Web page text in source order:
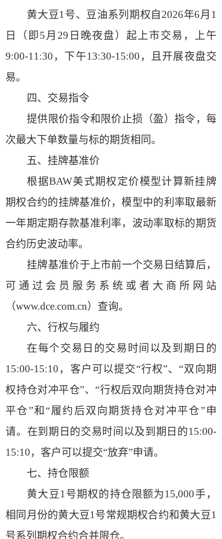
黄大豆1号、豆油系列期权自2026年6月1
日（即5月29日晚夜盘）起上市交易 ，
上午
9:00-11:30，下午13:30-15:00，且开展夜盘交
易。
四、交易指令
提供限价指令和限价止损（盈）指令，每
次最大下单数量与标的期货相同。
五、挂牌基准价
根据BAW美式期权定价模型计算新挂牌
期权合约的挂牌基准价，模型中的利率取最新
一年期定期存款基准利率，波动率取标的期货
合约历史波动率。
挂牌基准价于上市前一个交易日结算后，
可通过会员服务系统或者大商所网站
（www.dce.com.cn）查询。
六、行权与履约
在每个交易日的交易时间以及到期日的
15:00-15:10，客户可以提交“行权”、“双向期
权持仓对冲平仓”、“行权后双向期货持仓对冲
平仓”和“履约后双向期货持仓对冲平仓”申
请。在到期日的交易时间以及到期日的15:00-
15:10，客户可以提交“放弃”申请。
七、持仓限额
黄大豆1号期权的持仓限额为15,000手，
相同月份的黄大豆1号常规期权合约和黄大豆1
号系列期权合约合并限仓。